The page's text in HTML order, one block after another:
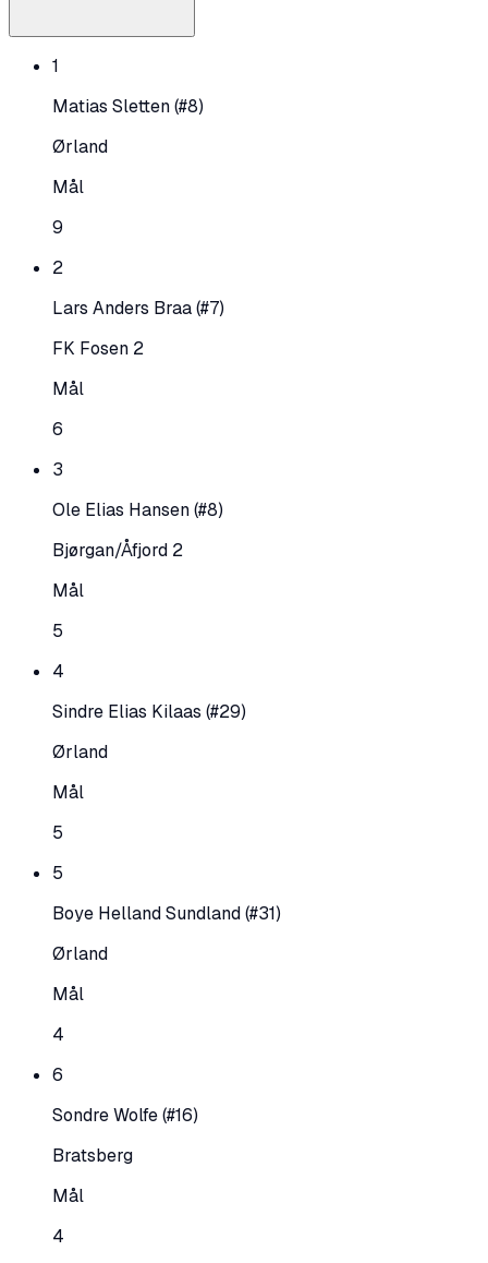
1
Matias Sletten(#8)
Ørland
Mål
9
2
Lars Anders Braa(#7)
FK Fosen 2
Mål
6
3
Ole Elias Hansen(#8)
Bjørgan/Åfjord 2
Mål
5
4
Sindre Elias Kilaas (#29)
Ørland
Mål
5
5
Boye Helland Sundland(#31)
Ørland
Mål
4
6
Sondre Wolfe(#16)
Bratsberg
Mål
4